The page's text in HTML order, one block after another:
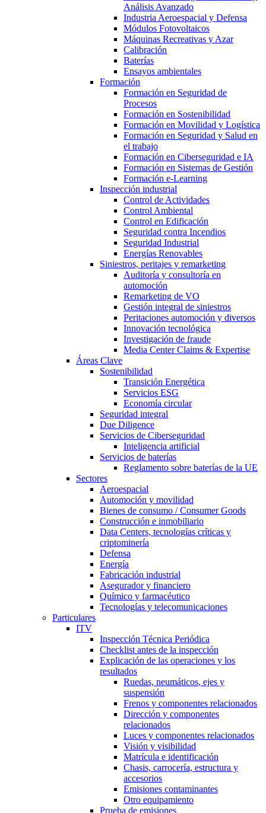
Análisis Avanzado
Industria Aeroespacial y Defensa
Módulos Fotovoltaicos
Máquinas Recreativas y Azar
Calibración
Baterías
Ensayos ambientales
Formación
Formación en Seguridad de
Procesos
Formación en Sostenibilidad
Formación en Movilidad y Logística
Formación en Seguridad y Salud en
el trabajo
Formación en Ciberseguridad e IA
Formación en Sistemas de Gestión
Formación e-Learning
Inspección industrial
Control de Actividades
Control Ambiental
Control en Edificación
Seguridad contra Incendios
Seguridad Industrial
Energías Renovables
Siniestros, peritajes y remarketing
Auditoría y consultoría en
automoción
Remarketing de VO
Gestión integral de siniestros
Peritaciones automoción y diversos
Innovación tecnológica
Investigación de fraude
Media Center Claims & Expertise
Áreas Clave
Sostenibilidad
Transición Energética
Servicios ESG
Economía circular
Seguridad integral
Due Diligence
Servicios de Ciberseguridad
Inteligencia artificial
Servicios de baterías
Reglamento sobre baterías de la UE
Sectores
Aeroespacial
Automoción y movilidad
Bienes de consumo / Consumer Goods
Construcción e inmobiliario
Data Centers, tecnologías críticas y
criptominería
Defensa
Energía
Fabricación industrial
Asegurador y financiero
Químico y farmacéutico
Tecnologías y telecomunicaciones
Particulares
ITV
Inspección Técnica Periódica
Checklist antes de la inspección
Explicación de las operaciones y los
resultados
Ruedas, neumáticos, ejes y
suspensión
Frenos y componentes relacionados
Dirección y componentes
relacionados
Luces y componentes relacionados
Visión y visibilidad
Matrícula e identificación
Chasis, carrocería, estructura y
accesorios
Emisiones contaminantes
Otro equipamiento
Prueba de emisiones